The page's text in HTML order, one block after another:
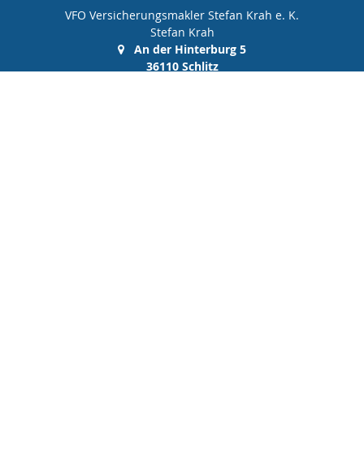
VFO Versicherungsmakler Stefan Krah e. K.
Stefan Krah
An der Hinterburg 5
36110 Schlitz